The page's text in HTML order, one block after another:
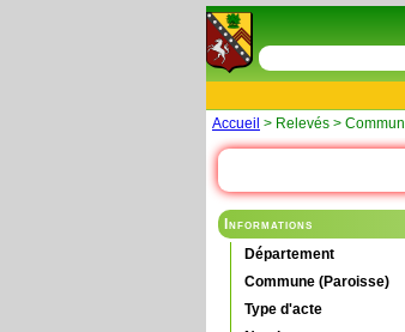
Accueil > Relevés >
Informations
Département
Commune (Paroisse)
Type d'acte